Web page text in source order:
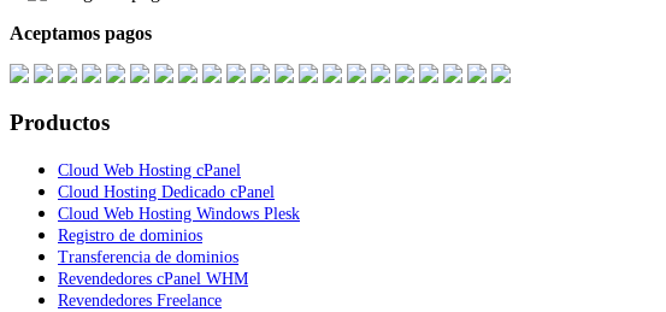
Aceptamos pagos
Productos
Cloud Web Hosting cPanel
Cloud Hosting Dedicado cPanel
Cloud Web Hosting Windows Plesk
Registro de dominios
Transferencia de dominios
Revendedores cPanel WHM
Revendedores Freelance